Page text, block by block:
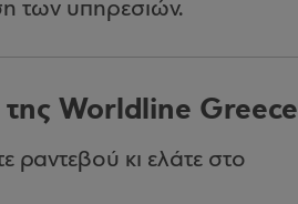
των υπηρεσιών.
της Worldline Greece
ραντεβού κι ελάτε στο